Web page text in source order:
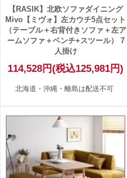
【RASIK】北欧ソファダイニング
Mivo【ミヴォ】左カウチ5点セット
（テーブル＋右背付きソファ＋左ア
ームソファ＋ベンチ+スツール） 7
人掛け
114,528円(税込125,981円)
北海道・沖縄・離島は配送不可